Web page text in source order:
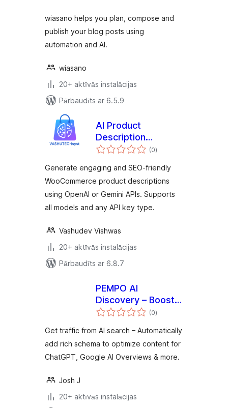
wiasano helps you plan, compose and
publish your blog posts using
automation and AI.
wiasano
20+ aktīvās instalācijas
Pārbaudīts ar 6.5.9
AI Product
Description
Generator
(0vērtējumu
kopsumma
)
Generate engaging and SEO-friendly
WooCommerce product descriptions
using OpenAI or Gemini APIs. Supports
all models and any API key type.
Vashudev Vishwas
20+ aktīvās instalācijas
Pārbaudīts ar 6.8.7
PEMPO AI
Discovery – Boost
LLM Traffic from
Overviews & More
(0vērtējumu
kopsumma
)
Get traffic from AI search – Automatically
add rich schema to optimize content for
ChatGPT, Google AI Overviews & more.
Josh J
20+ aktīvās instalācijas